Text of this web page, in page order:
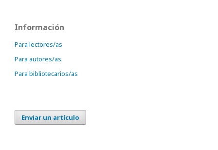
Información
Para lectores/as
Para autores/as
Para bibliotecarios/as
Enviar un artículo